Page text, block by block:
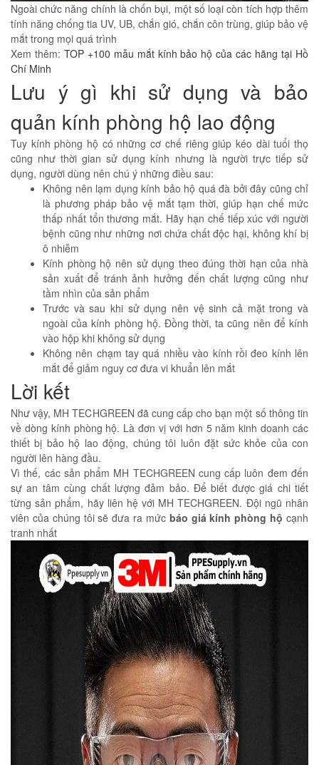
Ngoài chức năng chính là chốn bụi, một số loại còn tích hợp thêm
tính năng chống tia UV, UB, chắn gió, chắn côn trùng, giúp bảo vệ
mắt trong mọi quá trình
Xem thêm: TOP +100 mẫu mắt kính bảo hộ của các hãng tại Hồ
Chí Minh
Lưu ý gì khi sử dụng và bảo
quản kính phòng hộ lao động
Tuy kính phòng hộ có những cơ chế riêng giúp kéo dài tuổi thọ
cũng như thời gian sử dụng kính nhưng là người trực tiếp sử
dụng, người dùng nên chú ý những điều sau:
Không nên lạm dụng kính bảo hộ quá đà bởi đây cũng chỉ
là phương pháp bảo vệ mắt tạm thời, giúp hạn chế mức
thấp nhất tổn thương mắt. Hãy hạn chế tiếp xúc với người
bệnh cũng như những nơi chứa chất độc hại, không khí bị
ô nhiễm
Kính phòng hộ nên sử dụng theo đúng thời hạn của nhà
sản xuất để tránh ảnh hưởng đến chất lượng cũng như
tầm nhìn của sản phẩm
Trước và sau khi sử dụng nên vệ sinh cả mặt trong và
ngoài của kính phòng hộ. Đồng thời, ta cũng nên để kính
vào hộp khi không sử dụng
Không nên chạm tay quá nhiều vào kính rồi đeo kính lên
mắt để giảm nguy cơ đưa vi khuẩn lên mắt
Lời kết
Như vậy, MH TECHGREEN đã cung cấp cho bạn một số thông tin
về dòng kính phòng hộ. Là đơn vị với hơn 5 năm kinh doanh các
thiết bị bảo hộ lao động, chúng tôi luôn đặt sức khỏe của con
người lên hàng đầu.
Vì thế, các sản phẩm MH TECHGREEN cung cấp luôn đem đến
sự an tâm cùng chất lượng đảm bảo. Để biết được giá chi tiết
từng sản phẩm, hãy liên hệ với MH TECHGREEN. Đội ngũ nhân
viên của chúng tôi sẽ đưa ra mức báo giá kính phòng hộ cạnh
tranh nhất